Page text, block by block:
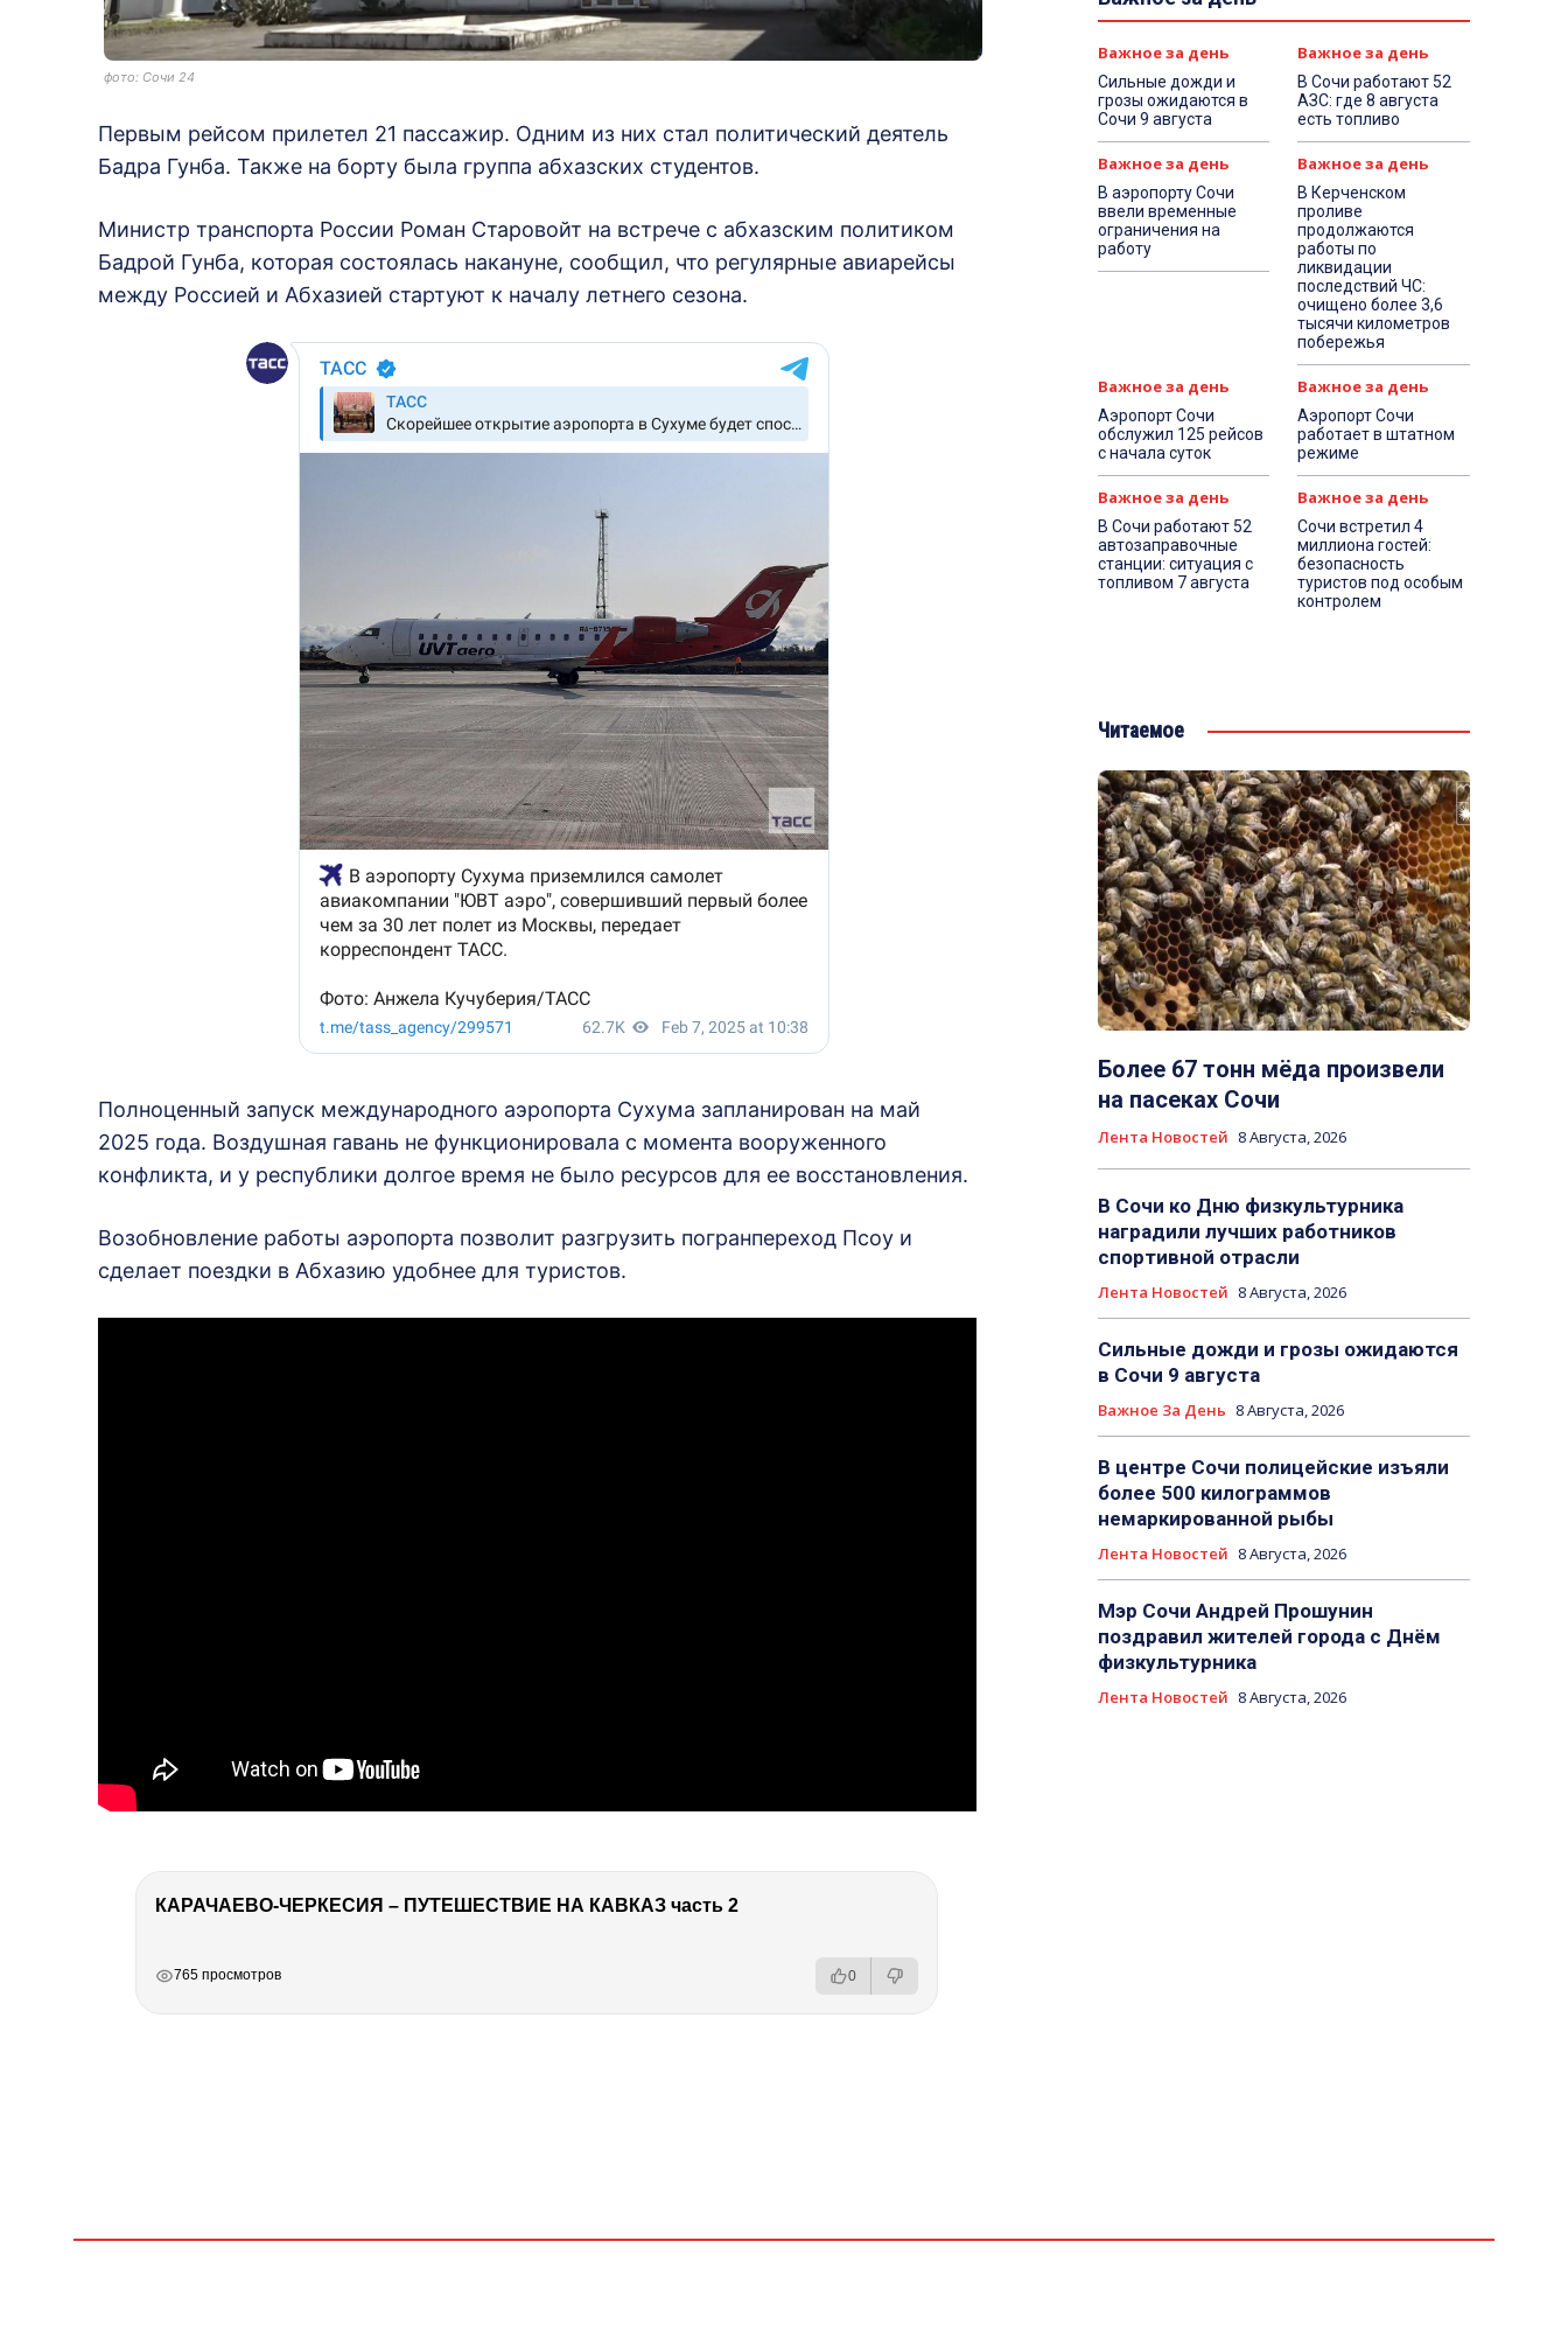
фото: Сочи 24
Первым рейсом прилетел 21 пассажир. Одним из них стал политический деятель
Бадра Гунба. Также на борту была группа абхазских студентов.
Министр транспорта России Роман Старовойт на встрече с абхазским политиком
Бадрой Гунба, которая состоялась накануне, сообщил, что регулярные авиарейсы
между Россией и Абхазией стартуют к началу летнего сезона.
Полноценный запуск международного аэропорта Сухума запланирован на май
2025 года. Воздушная гавань не функционировала с момента вооруженного
конфликта, и у республики долгое время не было ресурсов для ее восстановления.
Возобновление работы аэропорта позволит разгрузить погранпереход Псоу и
сделает поездки в Абхазию удобнее для туристов.
КАРАЧАЕВО-ЧЕРКЕСИЯ – ПУТЕШЕСТВИЕ НА КАВКАЗ часть 2
765 просмотров 0
Важное за день
Сильные дожди и
грозы ожидаются в
Сочи 9 августа
Важное за день
В Сочи работают 52
АЗС: где 8 августа
есть топливо
Важное за день
В аэропорту Сочи
ввели временные
ограничения на
работу
Важное за день
В Керченском
проливе
продолжаются
работы по
ликвидации
последствий ЧС:
очищено более 3,6
тысячи километров
побережья
Важное за день
Аэропорт Сочи
обслужил 125 рейсов
с начала суток
Важное за день
Аэропорт Сочи
работает в штатном
режиме
Важное за день
В Сочи работают 52
автозаправочные
станции: ситуация с
топливом 7 августа
Важное за день
Сочи встретил 4
миллиона гостей:
безопасность
туристов под особым
контролем
Читаемое
Более 67 тонн мёда произвели
на пасеках Сочи
Лента Новостей 8 Августа, 2026
В Сочи ко Дню физкультурника
наградили лучших работников
спортивной отрасли
Лента Новостей 8 Августа, 2026
Сильные дожди и грозы ожидаются
в Сочи 9 августа
Важное За День 8 Августа, 2026
В центре Сочи полицейские изъяли
более 500 килограммов
немаркированной рыбы
Лента Новостей 8 Августа, 2026
Мэр Сочи Андрей Прошунин
поздравил жителей города с Днём
физкультурника
Лента Новостей 8 Августа, 2026